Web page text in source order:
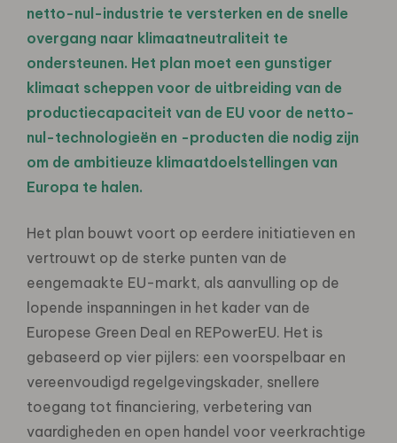
netto-nul-industrie te versterken en de snelle
overgang naar klimaatneutraliteit te
ondersteunen. Het plan moet een gunstiger
klimaat scheppen voor de uitbreiding van de
productiecapaciteit van de EU voor de netto-
nul-technologieën en -producten die nodig zijn
om de ambitieuze klimaatdoelstellingen van
Europa te halen.
Het plan bouwt voort op eerdere initiatieven en
vertrouwt op de sterke punten van de
eengemaakte EU-markt, als aanvulling op de
lopende inspanningen in het kader van de
Europese Green Deal en REPowerEU. Het is
gebaseerd op vier pijlers: een voorspelbaar en
vereenvoudigd regelgevingskader, snellere
toegang tot financiering, verbetering van
vaardigheden en open handel voor veerkrachtige